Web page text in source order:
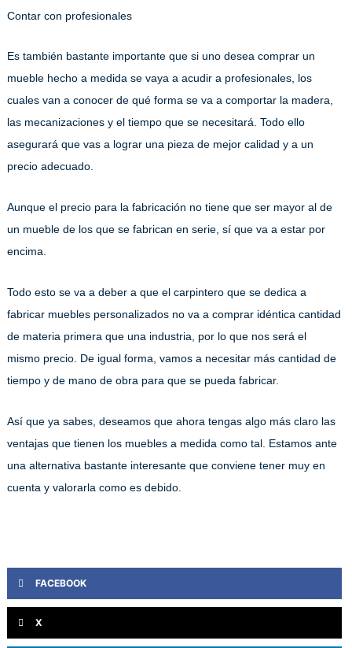
Contar con profesionales
Es también bastante importante que si uno desea comprar un
mueble hecho a medida se vaya a acudir a profesionales, los
cuales van a conocer de qué forma se va a comportar la madera,
las mecanizaciones y el tiempo que se necesitará. Todo ello
asegurará que vas a lograr una pieza de mejor calidad y a un
precio adecuado.
Aunque el precio para la fabricación no tiene que ser mayor al de
un mueble de los que se fabrican en serie, sí que va a estar por
encima.
Todo esto se va a deber a que el carpintero que se dedica a
fabricar muebles personalizados no va a comprar idéntica cantidad
de materia primera que una industria, por lo que nos será el
mismo precio. De igual forma, vamos a necesitar más cantidad de
tiempo y de mano de obra para que se pueda fabricar.
Así que ya sabes, deseamos que ahora tengas algo más claro las
ventajas que tienen los muebles a medida como tal. Estamos ante
una alternativa bastante interesante que conviene tener muy en
cuenta y valorarla como es debido.
FACEBOOK
X